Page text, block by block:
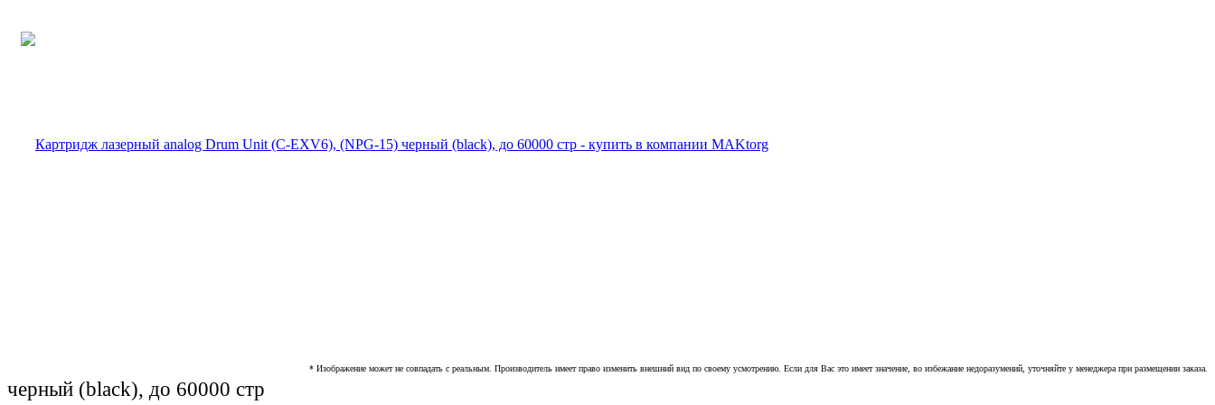
* Изображение может не совпадать с реальным. Производитель имеет право изменить внешний вид по своему усмотрению. Если для Вас это имеет значение, во избежание недоразумений, уточняйте у менеджера при размещении заказа.
черный (black), до 60000 стр